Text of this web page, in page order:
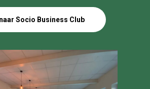
Socio Business Club